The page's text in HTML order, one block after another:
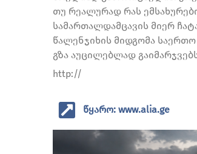
თუ რეალურად რას
სამართალდამცავის მიერ
წალენჯიხის მიდგომა
გზა აუცილებლად
http://
წყარო: www.alia.ge